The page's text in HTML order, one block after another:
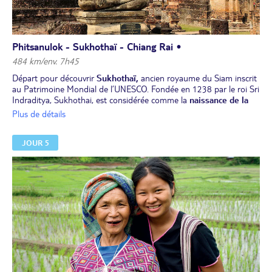
Phitsanulok - Sukhothaï - Chiang Rai •
484 km/env. 7h45
Départ pour découvrirSukhothaï, ancien royaume du Siam inscrit
au Patrimoine Mondial de l’UNESCO. Fondée en 1238 par le roi Sri
Indraditya, Sukhothai, est considérée comme la naissance de la
civilisation thaïlandaise.
avec des monuments emblématiques. Le
de la Grande Relique) est l'édifice le plus important du parc
historique. Il fut celui de la famille royale. Vous visiterez aussi le
Wat Sra Sri et le musée.
Déjeuner.
Route vers Chiang Rai, en passant par le grand lac Phayao. Arrivée
à Chiang Rai.
Installation à l’hôtel, dîner et nuit à Chiang Rai.
Plus de détails
JOUR 5